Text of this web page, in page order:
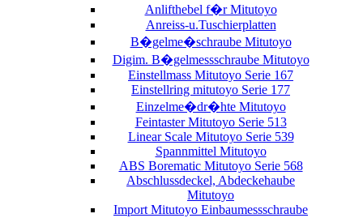
Anlifthebel f�r Mitutoyo
Anreiss-u.Tuschierplatten
B�gelme�schraube Mitutoyo
Digim. B�gelmessschraube Mitutoyo
Einstellmass Mitutoyo Serie 167
Einstellring mitutoyo Serie 177
Einzelme�dr�hte Mitutoyo
Feintaster Mitutoyo Serie 513
Linear Scale Mitutoyo Serie 539
Spannmittel Mitutoyo
ABS Borematic Mitutoyo Serie 568
Abschlussdeckel, Abdeckehaube
Mitutoyo
Import Mitutoyo Einbaumessschraube